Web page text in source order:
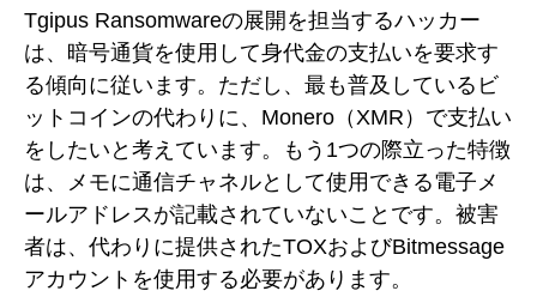
Tgipus Ransomwareの展開を担当するハッカー
は、暗号通貨を使用して身代金の支払いを要求す
る傾向に従います。ただし、最も普及しているビ
ットコインの代わりに、Monero（XMR）で支払い
をしたいと考えています。もう1つの際立った特徴
は、メモに通信チャネルとして使用できる電子メ
ールアドレスが記載されていないことです。被害
者は、代わりに提供されたTOXおよびBitmessage
アカウントを使用する必要があります。